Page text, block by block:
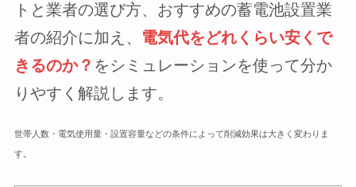
トと業者の選び方、おすすめの蓄電池設置業
者の紹介に加え、 電気代をどれくらい安くで
きるのか？ をシミュレーションを使って分か
りやすく解説します。
世帯人数・電気使用量・設置容量などの条件によって削減効果は大きく変わりま
す。